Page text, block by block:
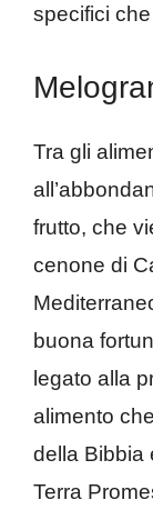
specifici
Tra gli
frutto, che
cenone di
buona
legato alla
alimento
della Bibbia
Terra